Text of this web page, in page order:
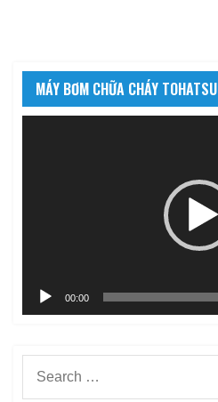
MÁY BƠM CHỮA CHÁY TOHATSU
00:00